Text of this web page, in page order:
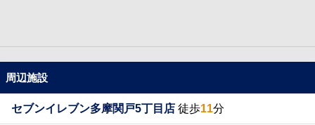
周辺施設
セブンイレブン多摩関戸5丁目店 徒歩11分